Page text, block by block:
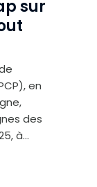
sur
en
des
à...